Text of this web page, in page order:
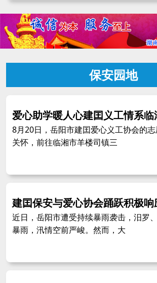
保安园地
爱心助学暖人心建囯义工情系
8月20日，岳阳市建囯爱心义工协会的
关怀，前往临湘市羊楼司镇三
建囯保安与爱心协会踊跃积极
近日，岳阳市遭受持续暴雨袭击，汨罗
暴雨，汛情空前严峻。然而，大